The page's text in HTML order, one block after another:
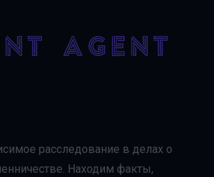
расследование в делах о
Находим факты,